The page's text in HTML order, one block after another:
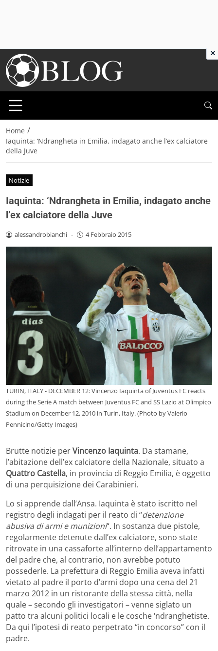
Home /
Iaquinta: ‘Ndrangheta in Emilia, indagato anche l’ex calciatore
della Juve
Notizie
Iaquinta: ‘Ndrangheta in Emilia, indagato anche
l’ex calciatore della Juve
alessandrobianchi - 4 Febbraio 2015
TURIN, ITALY - DECEMBER 12: Vincenzo Iaquinta of Juventus FC reacts
during the Serie A match between Juventus FC and SS Lazio at Olimpico
Stadium on December 12, 2010 in Turin, Italy. (Photo by Valerio
Pennicino/Getty Images)
Brutte notizie perVincenzo Iaquinta. Da stamane,
l’abitazione dell’ex calciatore della Nazionale, situato a
Quattro Castella, in provincia di Reggio Emilia, è oggetto
di una perquisizione dei Carabinieri.
Lo si apprende dall’Ansa. Iaquinta è stato iscritto nel
registro degli indagati per il reato di “detenzione
abusiva di armi e munizioni“. In sostanza due pistole,
regolarmente detenute dall’ex calciatore, sono state
ritrovate in una cassaforte all’interno dell’appartamento
del padre che, al contrario, non avrebbe potuto
possederle. La prefettura di Reggio Emilia aveva infatti
vietato al padre il porto d’armi dopo una cena del 21
marzo 2012 in un ristorante della stessa città, nella
quale – secondo gli investigatori – venne siglato un
patto tra alcuni politici locali e le cosche ‘ndranghetiste.
Da qui l’ipotesi di reato perpetrato “in concorso” con il
padre.
×